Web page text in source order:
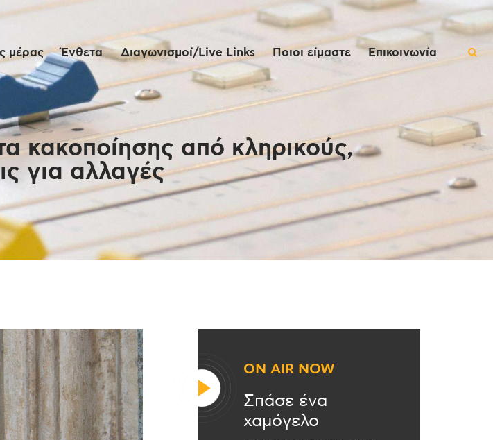
μέρας Ένθετα Διαγωνισμοί/Live Links Ποιοι είμαστε Επικοινωνία
κακοποίησης από κληρικούς,
για αλλαγές
της
Live
ON AIR NOW
Σπάσε ένα
χαμόγελο